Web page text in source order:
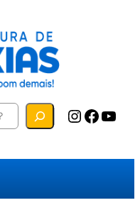
Instagram Facebook YouTube